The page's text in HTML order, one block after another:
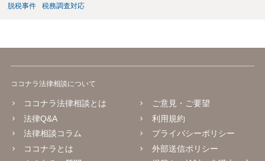
脱税事件 税務調査対応
ココナラ法律相談について
ココナラ法律相談とは
法律Q&A
法律相談コラム
ココナラとは
ご意見・ご要望
利用規約
プライバシーポリシー
外部送信ポリシー